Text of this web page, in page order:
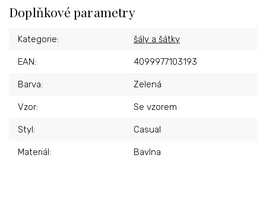
Doplňkové parametry
Kategorie: šály a šátky
EAN: 4099977103193
Barva: Zelená
Vzor: Se vzorem
Styl: Casual
Materiál: Bavlna